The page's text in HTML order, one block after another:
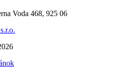
Voda 468, 925 06